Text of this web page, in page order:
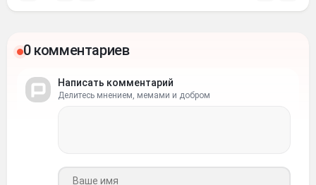
0 комментариев
Написать комментарий
Делитесь мнением, мемами и добром
Ваше имя